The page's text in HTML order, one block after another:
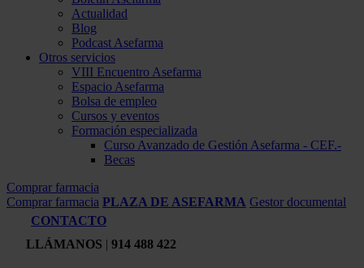
Actualidad
Blog
Podcast Asefarma
Otros servicios
VIII Encuentro Asefarma
Espacio Asefarma
Bolsa de empleo
Cursos y eventos
Formación especializada
Curso Avanzado de Gestión Asefarma - CEF.-
Becas
Comprar farmacia
Comprar farmacia PLAZA DE ASEFARMA Gestor documental
CONTACTO
LLÁMANOS | 914 488 422